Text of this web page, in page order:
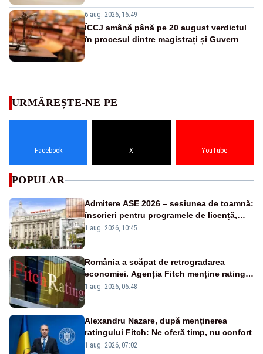
6 aug. 2026, 16:49
ÎCCJ amână până pe 20 august verdictul
în procesul dintre magistrați și Guvern
URMĂREȘTE-NE PE
Facebook X YouTube
POPULAR
Admitere ASE 2026 – sesiunea de toamnă:
înscrieri pentru programele de licență,
masterat și doctorat
1 aug. 2026, 10:45
România a scăpat de retrogradarea
economiei. Agenția Fitch menține ratingul
„BBB-” cu perspectivă negativă
1 aug. 2026, 06:48
Alexandru Nazare, după menținerea
ratingului Fitch: Ne oferă timp, nu confort
1 aug. 2026, 07:02